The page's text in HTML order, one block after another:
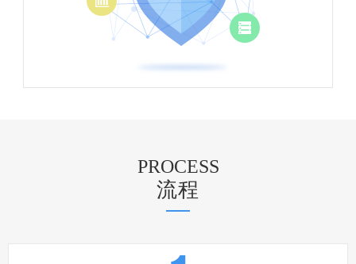
PROCESS
流程